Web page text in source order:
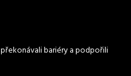
bariéry a podpořili